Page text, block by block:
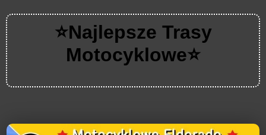
⭐Najlepsze Trasy
Motocyklowe⭐